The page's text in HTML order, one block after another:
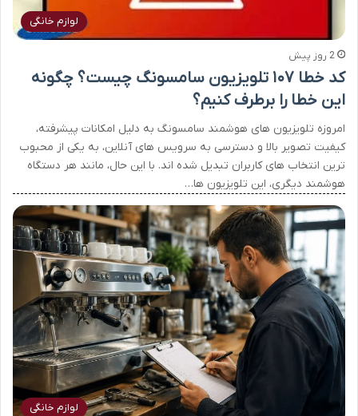
لوازم خانگی
2 روز پیش
کد خطا ۱۰۷ تلویزیون سامسونگ چیست؟ چگونه
این خطا را برطرف کنیم؟
امروزه تلویزیون های هوشمند سامسونگ به دلیل امکانات پیشرفته،
کیفیت تصویر بالا و دسترسی به سرویس های آنلاین، به یکی از محبوب
ترین انتخاب های کاربران تبدیل شده اند. با این حال، مانند هر دستگاه
هوشمند دیگری، این تلویزیون ها…
لوازم خانگی